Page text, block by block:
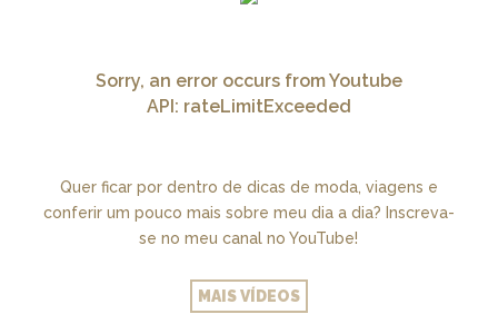
Sorry, an error occurs from Youtube
API: rateLimitExceeded
Quer ficar por dentro de dicas de moda, viagens e
conferir um pouco mais sobre meu dia a dia? Inscreva-
se no meu canal no YouTube!
MAIS VÍDEOS